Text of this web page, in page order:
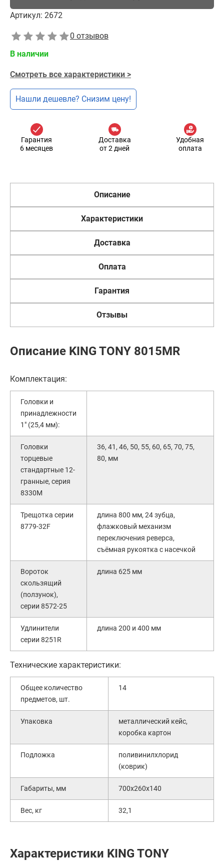
Артикул: 2672
0 отзывов
В наличии
Смотреть все характеристики >
Нашли дешевле? Снизим цену!
Гарантия
6 месяцев
Доставка
от 2 дней
Удобная
оплата
Описание
Характеристики
Доставка
Оплата
Гарантия
Отзывы
Описание KING TONY 8015MR
Комплектация:
Головки и
принадлежности
1" (25,4 мм):
Головки
торцевые
стандартные 12-
гранные, серия
8330M
36, 41, 46, 50, 55, 60, 65, 70, 75,
80, мм
Трещотка серии
8779-32F
длина 800 мм, 24 зубца,
флажковый механизм
переключения реверса,
съёмная рукоятка с насечкой
Вороток
скользящий
(ползунок),
серии 8572-25
длина 625 мм
Удлинители
серии 8251R
длина 200 и 400 мм
Технические характеристики:
Общее количество
предметов, шт.
14
Упаковка
металлический кейс,
коробка картон
Подложка
поливинилхлорид
(коврик)
Габариты, мм 700х260х140
Вес, кг 32,1
Характеристики KING TONY